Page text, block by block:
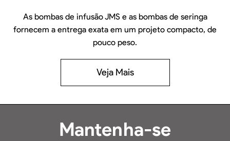
As bombas de infusão JMS e as bombas de seringa
fornecem a entrega exata em um projeto compacto, de
pouco peso.
Veja Mais
Mantenha-se